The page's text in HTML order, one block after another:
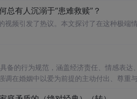
过，
总有人沉溺于“患难救赎”？
视频引发了热议。本文探讨了在这种极端
备的行为规范，涵盖经济责任、情感表达
调在婚姻中以爱为前提的主动付出、尊重